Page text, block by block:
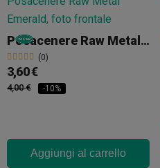
Posacenere Raw Metal Emerald
(0)
3,60 €
4,00 € -10%
Aggiungi al carrello